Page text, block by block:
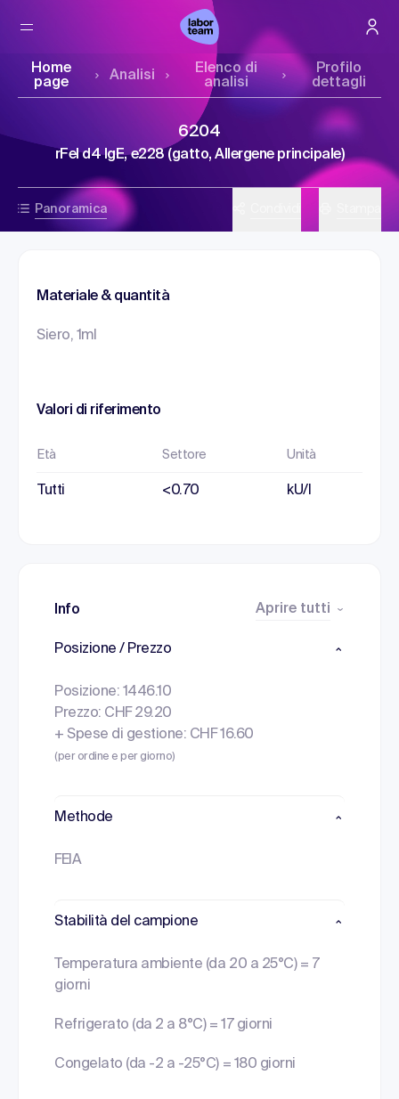
Home
page
Analisi
Elenco di
analisi
Profilo
dettagli
Panoramica
6204
rFel d4 IgE, e228 (gatto, Allergene principale)
Materiale & quantità
Siero, 1ml
Valori di riferimento
Età Settore Unità
Tutti <0.70 kU/l
Info Aprire tutti
Posizione / Prezzo
Posizione: 1446.10
Prezzo: CHF 29.20
+ Spese di gestione: CHF 16.60
(per ordine e per giorno)
Methode
FEIA
Stabilità del campione
Temperatura ambiente (da 20 a 25°C) = 7
giorni
Refrigerato (da 2 a 8°C) = 17 giorni
Congelato (da -2 a -25°C) = 180 giorni